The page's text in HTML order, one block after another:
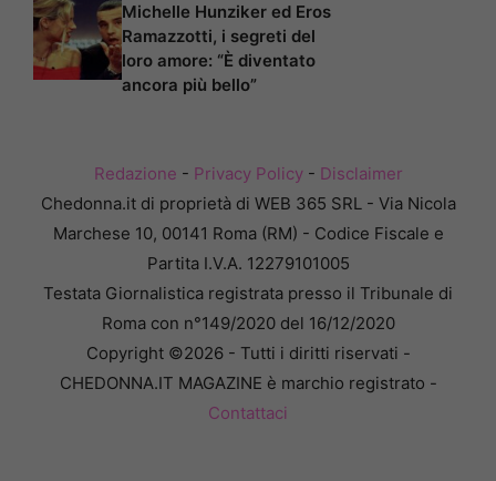
Michelle Hunziker ed Eros
Ramazzotti, i segreti del
loro amore: “È diventato
ancora più bello”
Redazione - Privacy Policy- Disclaimer
Chedonna.it di proprietà di WEB 365 SRL - Via Nicola
Marchese 10, 00141 Roma (RM) - Codice Fiscale e
Partita I.V.A. 12279101005
Testata Giornalistica registrata presso il Tribunale di
Roma con n°149/2020 del 16/12/2020
Copyright ©2026 - Tutti i diritti riservati -
CHEDONNA.IT MAGAZINE è marchio registrato -
Contattaci